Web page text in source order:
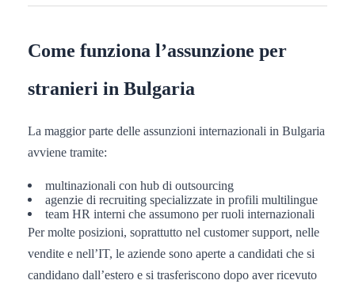
Come funziona l’assunzione per
stranieri in Bulgaria
La maggior parte delle assunzioni internazionali in Bulgaria
avviene tramite:
multinazionali con hub di outsourcing
agenzie di recruiting specializzate in profili multilingue
team HR interni che assumono per ruoli internazionali
Per molte posizioni, soprattutto nel customer support, nelle
vendite e nell’IT, le aziende sono aperte a candidati che si
candidano dall’estero e si trasferiscono dopo aver ricevuto